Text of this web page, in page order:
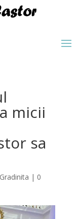
micii
sa
| 0